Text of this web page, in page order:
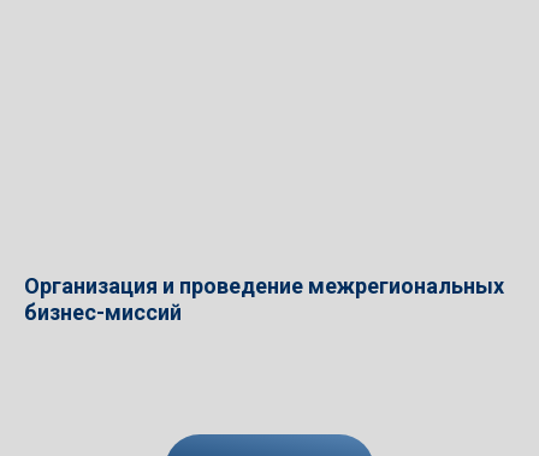
Организация и проведение межрегиональных
бизнес-миссий